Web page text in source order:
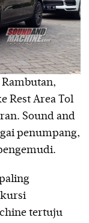
Rest Area Tol
Sound and
penumpang,
tertuju